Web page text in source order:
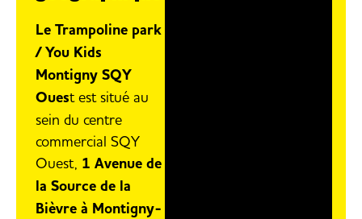
Le Trampoline park
/ You Kids
Montigny SQY
Ouest est situé au
sein du centre
commercial SQY
Ouest, 1 Avenue de
la Source de la
Bièvre à Montigny-